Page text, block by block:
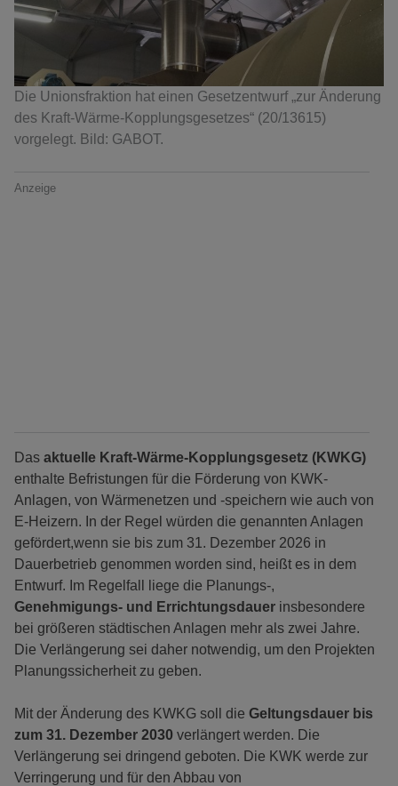
Die Unionsfraktion hat einen Gesetzentwurf „zur Änderung
des Kraft-Wärme-Kopplungsgesetzes“ (20/13615)
vorgelegt. Bild: GABOT.
Anzeige
Das aktuelle Kraft-Wärme-Kopplungsgesetz (KWKG)
enthalte Befristungen für die Förderung von KWK-
Anlagen, von Wärmenetzen und -speichern wie auch von
E-Heizern. In der Regel würden die genannten Anlagen
gefördert,wenn sie bis zum 31. Dezember 2026 in
Dauerbetrieb genommen worden sind, heißt es in dem
Entwurf. Im Regelfall liege die Planungs-,
Genehmigungs- und Errichtungsdauer insbesondere
bei größeren städtischen Anlagen mehr als zwei Jahre.
Die Verlängerung sei daher notwendig, um den Projekten
Planungssicherheit zu geben.
Mit der Änderung des KWKG soll die Geltungsdauer bis
zum 31. Dezember 2030 verlängert werden. Die
Verlängerung sei dringend geboten. Die KWK werde zur
Verringerung und für den Abbau von